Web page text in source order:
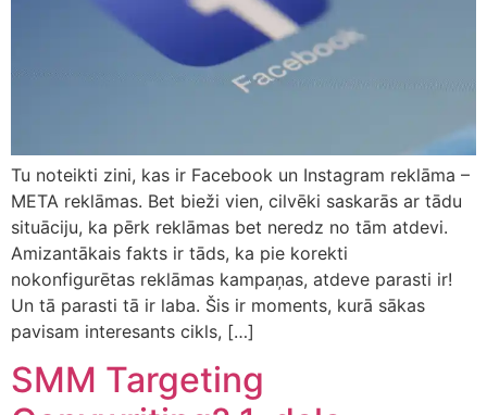
Tu noteikti zini, kas ir Facebook un Instagram reklāma –
META reklāmas. Bet bieži vien, cilvēki saskarās ar tādu
situāciju, ka pērk reklāmas bet neredz no tām atdevi.
Amizantākais fakts ir tāds, ka pie korekti
nokonfigurētas reklāmas kampaņas, atdeve parasti ir!
Un tā parasti tā ir laba. Šis ir moments, kurā sākas
pavisam interesants cikls, […]
SMM Targeting